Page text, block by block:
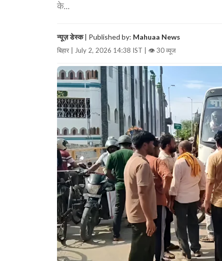
के...
न्यूज़ डेस्क| Published by: Mahuaa News
बिहार | July 2, 2026 14:38 IST | 👁 30 व्यूज